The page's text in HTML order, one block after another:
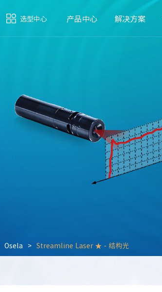
选型中心 产品中心 解决方案
Osela > Streamline Laser ★ - 结构光